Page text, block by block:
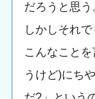
だろうと思う
しかしそれ
こんなこと
うけど)にち